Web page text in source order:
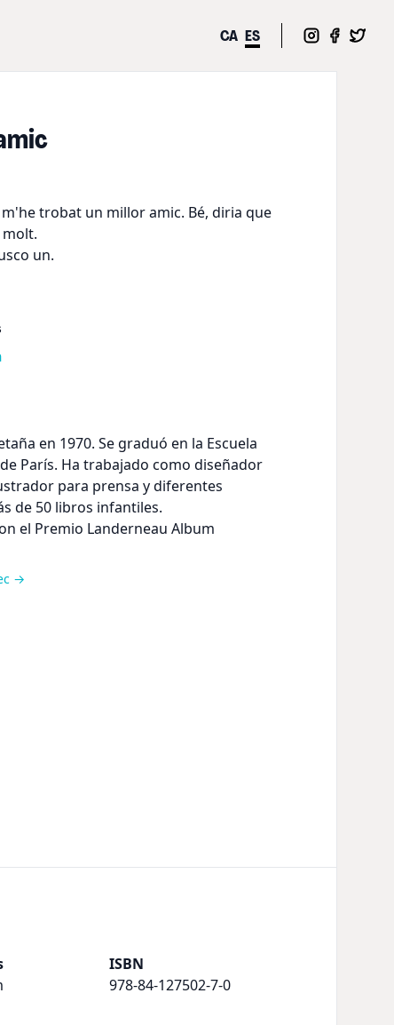
CA ES
trobat un millor amic. Bé, diria que
molt.
un.
en 1970. Se graduó en la Escuela
París. Ha trabajado como diseñador
para prensa y diferentes
de 50 libros infantiles.
el Premio Landerneau Album
→
ISBN
978-84-127502-7-0